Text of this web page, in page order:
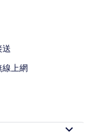
送
線上網